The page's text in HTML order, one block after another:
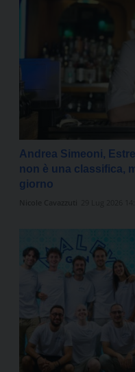
Andrea Simeoni,
non è una classifica,
giorno